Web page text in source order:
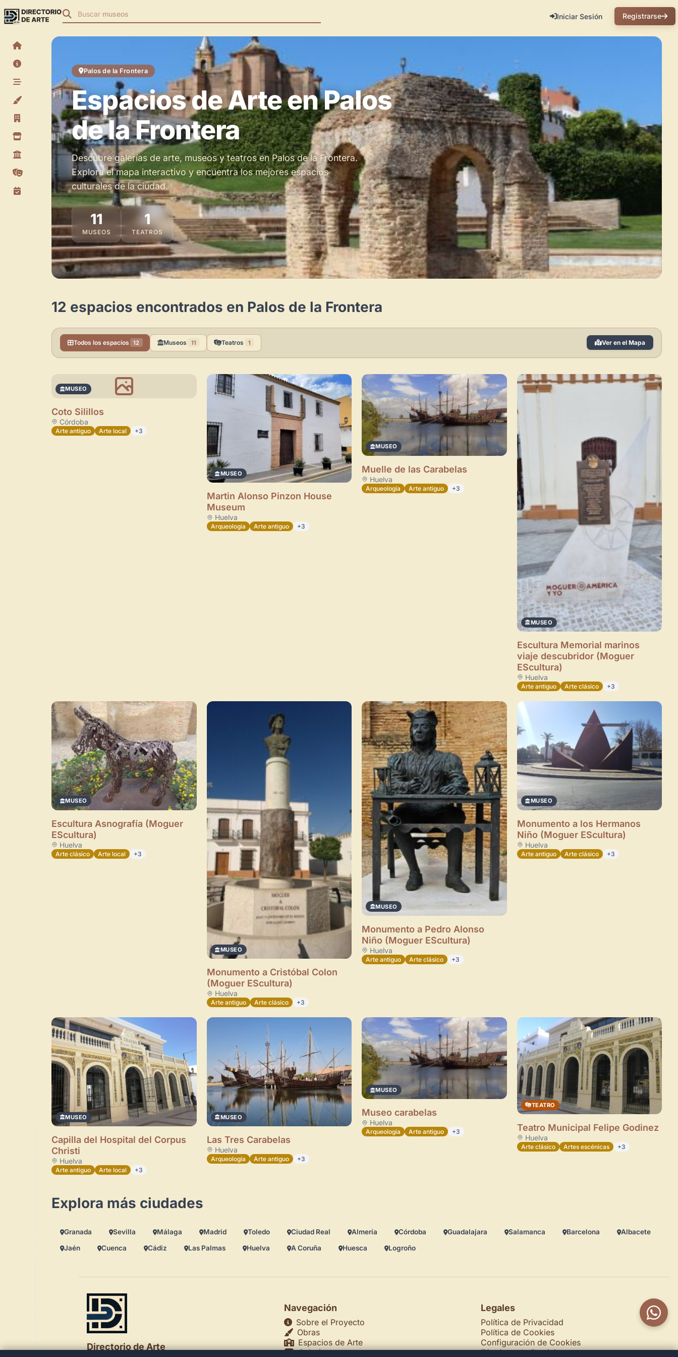
Buscar museos Iniciar Sesión Registrarse
Palos de la Frontera
Espacios de Arte en Palos
de la Frontera
Descubre galerías de arte, museos y teatros en Palos de la Frontera.
Explora el mapa interactivo y encuentra los mejores espacios
culturales de la ciudad.
11
MUSEOS
1
TEATROS
Espacios de Arte en Palos de la Frontera
Espacios en la zona
12 espacios encontrados en Palos de la Frontera
Todos los espacios 12 Museos 11 Teatros 1 Ver en el Mapa
MUSEO
Coto Silillos
Córdoba
Arte antiguo Arte local +3
MUSEO
Martin Alonso Pinzon House
Museum
Huelva
Arqueología Arte antiguo +3
MUSEO
Muelle de las Carabelas
Huelva
Arqueología Arte antiguo +3
MUSEO
Escultura Memorial marinos
viaje descubridor (Moguer
EScultura)
Huelva
Arte antiguo Arte clásico +3
MUSEO
Escultura Asnografía (Moguer
EScultura)
Huelva
Arte clásico Arte local +3
MUSEO
Monumento a Cristóbal Colon
(Moguer EScultura)
Huelva
Arte antiguo Arte clásico +3
MUSEO
Monumento a Pedro Alonso
Niño (Moguer EScultura)
Huelva
Arte antiguo Arte clásico +3
MUSEO
Monumento a los Hermanos
Niño (Moguer EScultura)
Huelva
Arte antiguo Arte clásico +3
MUSEO
Capilla del Hospital del Corpus
Christi
Huelva
Arte antiguo Arte local +3
MUSEO
Las Tres Carabelas
Huelva
Arqueología Arte antiguo +3
MUSEO
Museo carabelas
Huelva
Arqueología Arte antiguo +3
TEATRO
Teatro Municipal Felipe Godinez
Huelva
Arte clásico Artes escénicas +3
Explora más ciudades
Granada Sevilla Málaga Madrid Toledo Ciudad Real Almería Córdoba Guadalajara Salamanca Barcelona Albacete
Jaén Cuenca Cádiz Las Palmas Huelva A Coruña Huesca Logroño
Directorio de Arte
Navegación
Sobre el Proyecto
Obras
Espacios de Arte
Galerías
Legales
Política de Privacidad
Política de Cookies
Configuración de Cookies
Términos de Servicio
×
Panel de Usuario: tu
Administra tu Espacio de Arte
Crea eventos y noticias
Recibe y responde mensajes
Sigue las visitas de tus obras
Crear cuenta y abrir mi Panel Explorar obras